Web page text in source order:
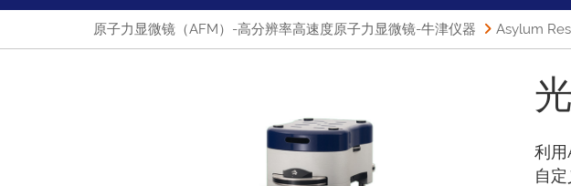
原子力显微镜（AFM）-高分辨率高速度原子力显微镜-牛津仪器 Asylum
利
自